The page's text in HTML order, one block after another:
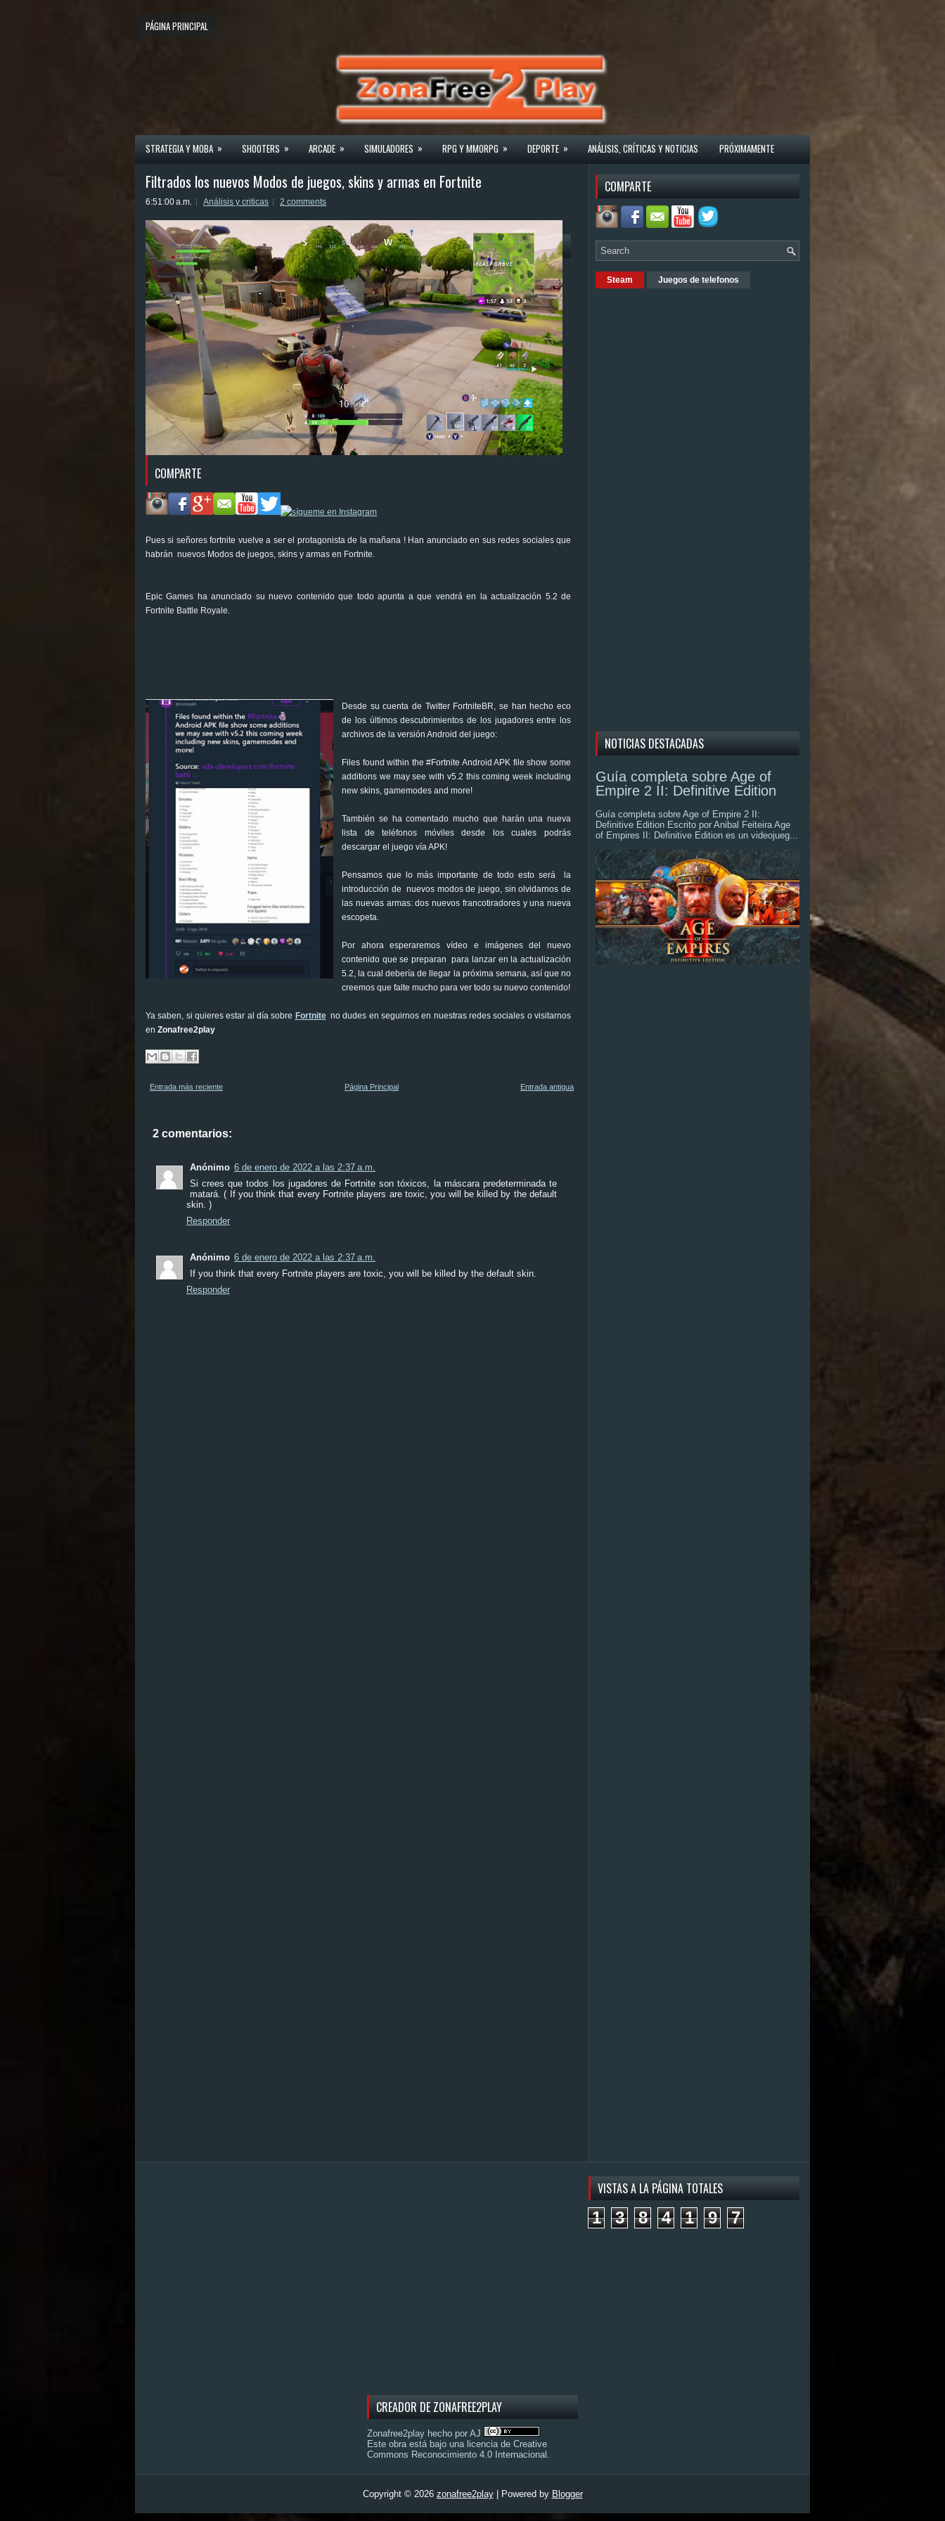
PÁGINA PRINCIPAL
STRATEGIA Y MOBA » SHOOTERS » ARCADE » SIMULADORES » RPG Y MMORPG » DEPORTE » ANÁLISIS, CRÍTICAS Y NOTICIAS PRÓXIMAMENTE
Filtrados los nuevos Modos de juegos, skins y armas en Fortnite
6:51:00 a.m. Análisis y criticas 2 comments
COMPARTE
Pues si señores fortnite vuelve a ser el protagonista de la mañana ! Han anunciado en sus redes sociales que
habrán nuevos Modos de juegos, skins y armas en Fortnite.
Epic Games ha anunciado su nuevo contenido que todo apunta a que vendrá en la actualización 5.2 de
Fortnite Battle Royale.
Desde su cuenta de Twitter FortniteBR, se han hecho eco
de los últimos descubrimientos de los jugadores entre los
archivos de la versión Android del juego:
Files found within the #Fortnite Android APK file show some
additions we may see with v5.2 this coming week including
new skins, gamemodes and more!
También se ha comentado mucho que harán una nueva
lista de teléfonos móviles desde los cuales podrás
descargar el juego vía APK!
Pensamos que lo más importante de todo esto será la
introducción de nuevos modos de juego, sin olvidarnos de
las nuevas armas: dos nuevos francotiradores y una nueva
escopeta.
Por ahora esperaremos vídeo e imágenes del nuevo
contenido que se preparan para lanzar en la actualización
5.2, la cual debería de llegar la próxima semana, así que no
creemos que falte mucho para ver todo su nuevo contenido!
Ya saben, si quieres estar al día sobre Fortniteno dudes en seguirnos en nuestras redes sociales o visitarnos
en Zonafree2play
Entrada más reciente Entrada antigua
Página Principal
2 comentarios:
Anónimo 6 de enero de 2022 a las 2:37 a.m.
Si crees que todos los jugadores de Fortnite son tóxicos, la máscara predeterminada te
matará. ( If you think that every Fortnite players are toxic, you will be killed by the default
skin. )
Responder
Anónimo 6 de enero de 2022 a las 2:37 a.m.
If you think that every Fortnite players are toxic, you will be killed by the default skin.
Responder
COMPARTE
Steam Juegos de telefonos
NOTICIAS DESTACADAS
Guía completa sobre Age of
Empire 2 II: Definitive Edition
Guía completa sobre Age of Empire 2 II:
Definitive Edition Escrito por Anibal Feiteira Age
of Empires II: Definitive Edition es un videojueg...
CREADOR DE ZONAFREE2PLAY
Zonafree2play hecho por AJ
Este obra está bajo una licencia de Creative
Commons Reconocimiento 4.0 Internacional .
VISTAS A LA PÁGINA TOTALES
1 3 8 4 1 9 7
Copyright © 2026 zonafree2play| Powered by Blogger